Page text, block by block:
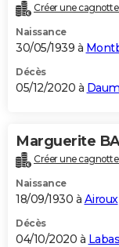
Créer une
Naissance
30/05/1939 à
Décès
05/12/2020 à
Marguerite
Créer une
Naissance
18/09/1930 à Airoux
Décès
04/10/2020 à